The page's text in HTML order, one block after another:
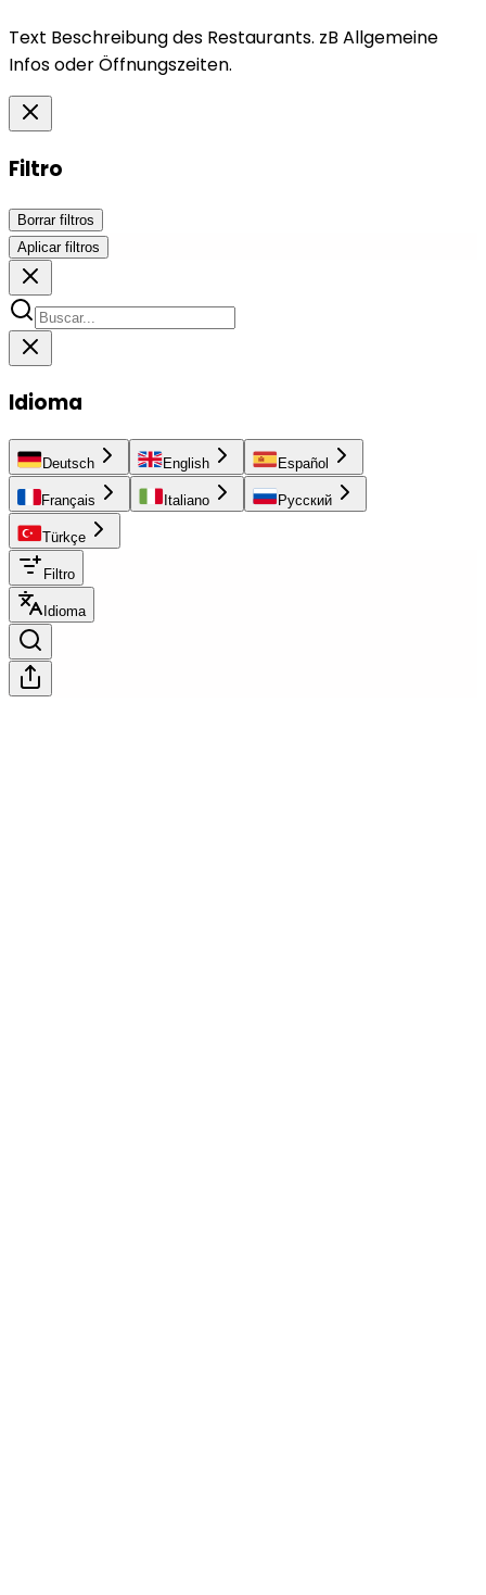
Text Beschreibung des Restaurants. zB Allgemeine
Infos oder Öffnungszeiten.
Filtro
Borrar filtros
Aplicar filtros
Idioma
Deutsch English Español
Français Italiano Русский
Türkçe
Filtro
Idioma